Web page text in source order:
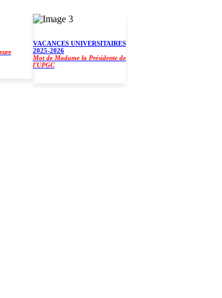
VACANCES UNIVERSITAIRES
2025-2026
Mot de Madame la Présidente de
l'UPGC